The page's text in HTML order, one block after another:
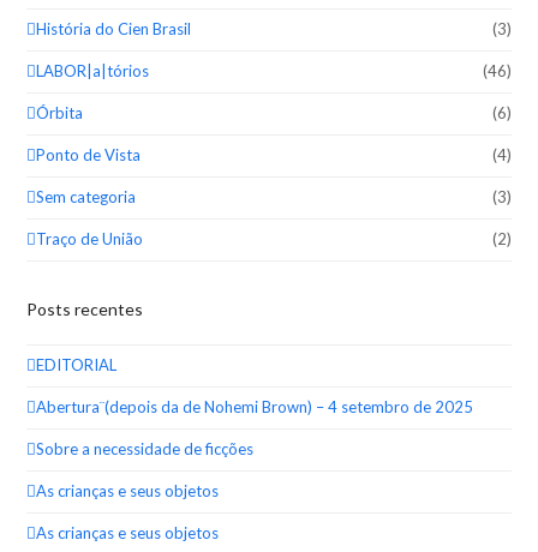
História do Cien Brasil (3)
LABOR|a|tórios (46)
Órbita (6)
Ponto de Vista (4)
Sem categoria (3)
Traço de União (2)
Posts recentes
EDITORIAL
Abertura¨(depois da de Nohemi Brown) – 4 setembro de 2025
Sobre a necessidade de ficções
As crianças e seus objetos
As crianças e seus objetos